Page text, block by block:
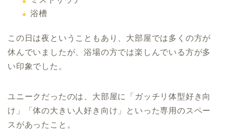
浴槽
この日は夜ということもあり、大部屋では多くの方が
休んでいましたが、浴場の方では楽しんでいる方が多
い印象でした。
ユニークだったのは、大部屋に「ガッチリ体型好き向
け」「体の大きい人好き向け」といった専用のスペー
スがあったこと。